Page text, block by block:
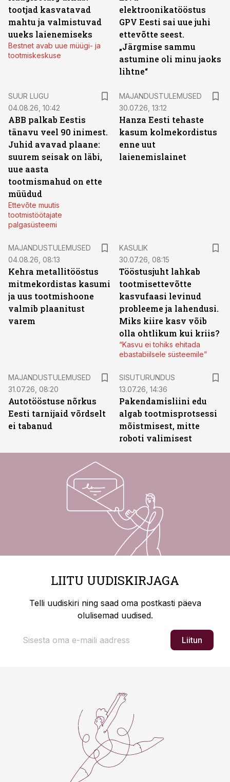
tootjad kasvatavad
mahtu ja valmistuvad
uueks laienemiseks
Bestnet avab uue müügi- ja
tootmiskeskuse
elektroonikatööstus
GPV Eesti sai uue juhi
ettevõtte seest.
„Järgmise sammu
astumine oli minu jaoks
lihtne“
SUUR LUGU
04.08.26, 10:42
ABB palkab Eestis
tänavu veel 90 inimest.
Juhid avavad plaane:
suurem seisak on läbi,
uue aasta
tootmismahud on ette
müüdud
Ettevõte muutis
tootmistöötajate
palgasüsteemi
MAJANDUSTULEMUSED
30.07.26, 13:12
Hanza Eesti tehaste
kasum kolmekordistus
enne uut
laienemislainet
MAJANDUSTULEMUSED
04.08.26, 08:13
Kehra metallitööstus
mitmekordistas kasumi
ja uus tootmishoone
valmib plaanitust
varem
KASULIK
30.07.26, 08:15
Tööstusjuht lahkab
tootmisettevõtte
kasvufaasi levinud
probleeme ja lahendusi.
Miks kiire kasv võib
olla ohtlikum kui kriis?
“Kasvu ei tohiks ehitada
ebastabiilsele süsteemile”
MAJANDUSTULEMUSED
31.07.26, 08:20
Autotööstuse nõrkus
Eesti tarnijaid võrdselt
ei tabanud
SISUTURUNDUS
13.07.26, 14:36
Pakendamisliini edu
algab tootmisprotsessi
mõistmisest, mitte
roboti valimisest
LIITU UUDISKIRJAGA
Telli uudiskiri ning saad oma postkasti päeva
olulisemad uudised.
Liitun